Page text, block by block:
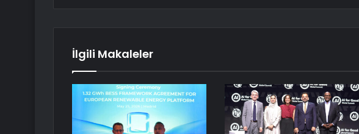
İlgili Makaleler